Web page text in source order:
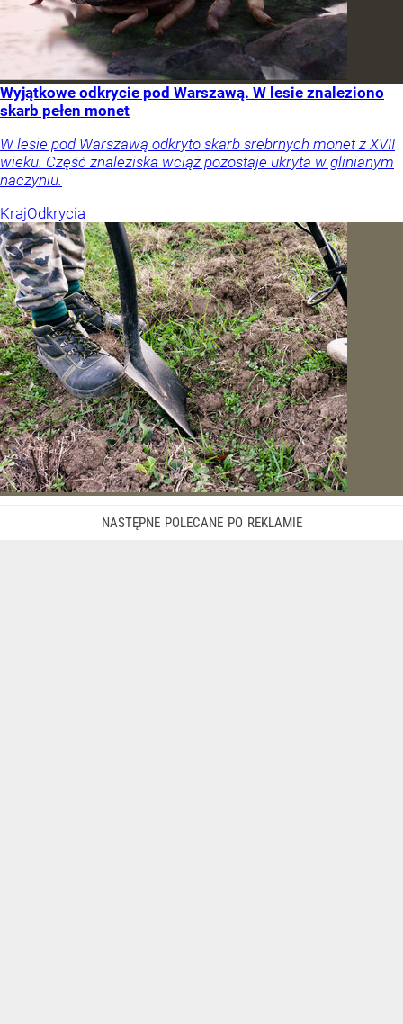
Wyjątkowe odkrycie pod Warszawą. W lesie znaleziono
skarb pełen monet
W lesie pod Warszawą odkryto skarb srebrnych monet z XVII
wieku. Część znaleziska wciąż pozostaje ukryta w glinianym
naczyniu.
KrajOdkrycia